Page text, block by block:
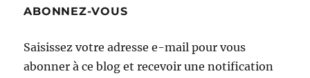
ABONNEZ-VOUS
Saisissez votre adresse e-mail pour vous
abonner à ce blog et recevoir une notification